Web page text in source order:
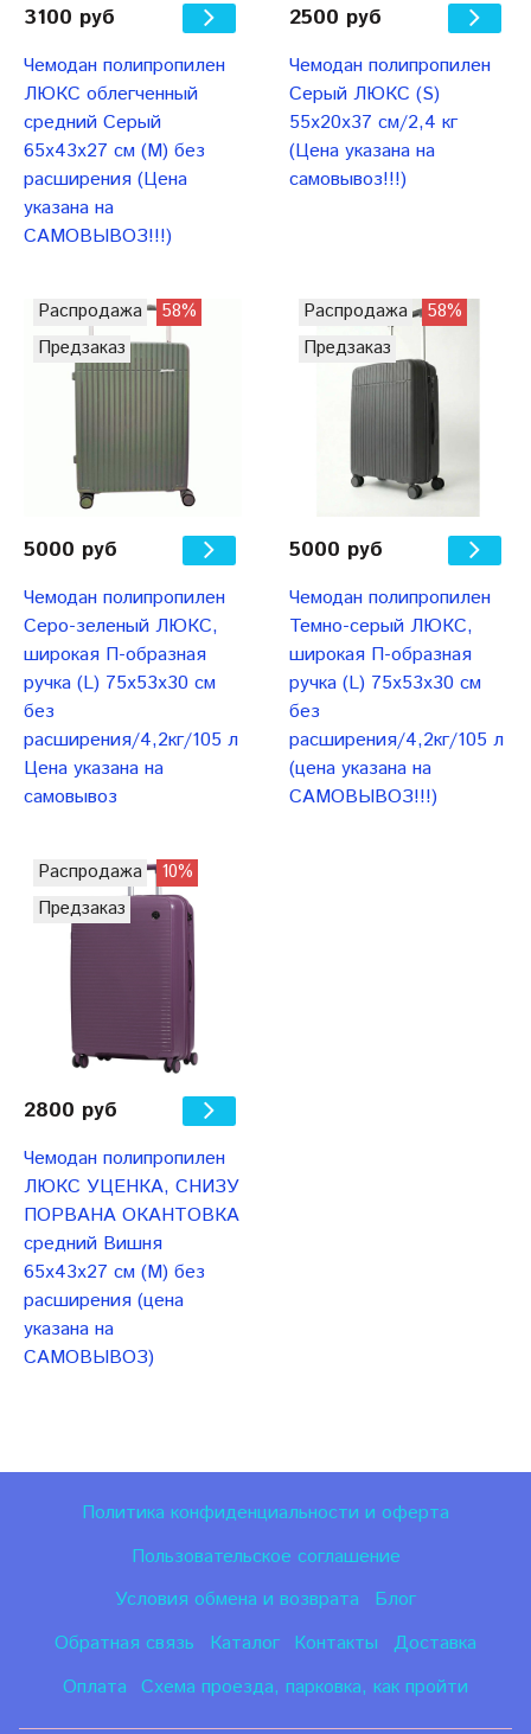
3100 руб
Чемодан полипропилен
ЛЮКС облегченный
средний Серый
65x43x27 см (М) без
расширения (Цена
указана на
САМОВЫВОЗ!!!)
2500 руб
Чемодан полипропилен
Серый ЛЮКС (S)
55х20х37 см/2,4 кг
(Цена указана на
самовывоз!!!)
Распродажа
58%
Предзаказ
5000 руб
Чемодан полипропилен
Серо-зеленый ЛЮКС,
широкая П-образная
ручка (L) 75х53х30 см
без
расширения/4,2кг/105 л
Цена указана на
самовывоз
Распродажа
58%
Предзаказ
5000 руб
Чемодан полипропилен
Темно-серый ЛЮКС,
широкая П-образная
ручка (L) 75х53х30 см
без
расширения/4,2кг/105 л
(цена указана на
САМОВЫВОЗ!!!)
Распродажа
10%
Предзаказ
2800 руб
Чемодан полипропилен
ЛЮКС УЦЕНКА, СНИЗУ
ПОРВАНА ОКАНТОВКА
средний Вишня
65x43x27 см (М) без
расширения (цена
указана на
САМОВЫВОЗ)
Политика конфиденциальности и оферта
Пользовательское соглашение
Условия обмена и возврата
Блог
Обратная связь
Каталог Контакты
Доставка
Оплата Схема проезда, парковка, как пройти